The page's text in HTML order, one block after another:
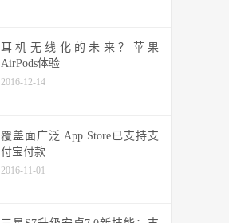
耳机无线化的未来？苹果
AirPods体验
2016-12-14
覆盖面广泛 App Store已支持支
付宝付款
2016-11-01